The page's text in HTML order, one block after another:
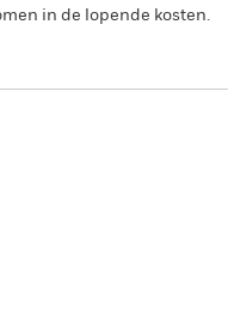
in de lopende kosten.